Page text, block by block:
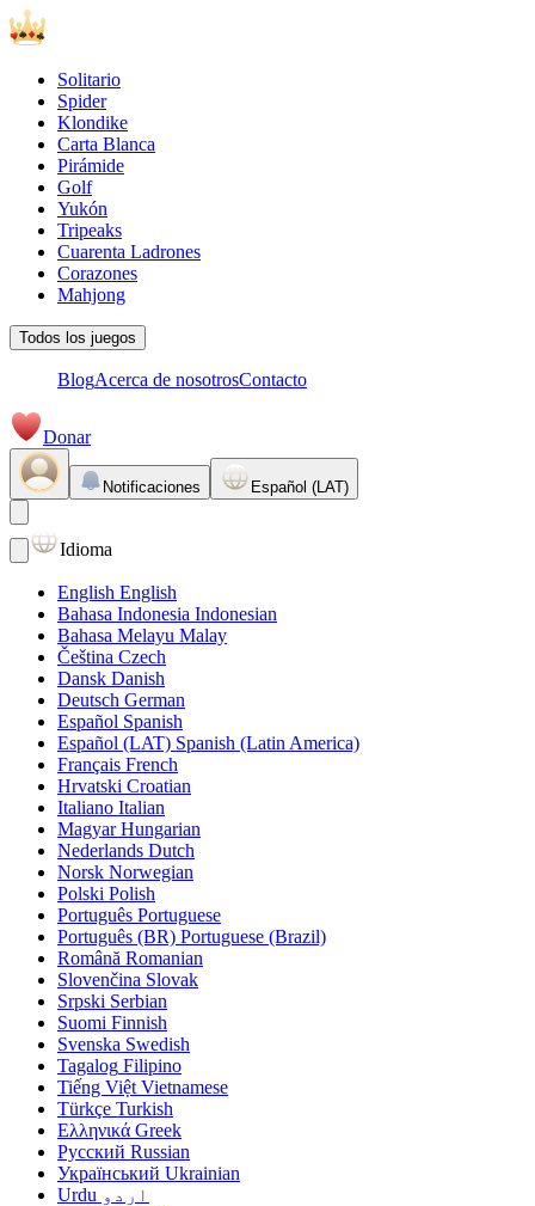
Solitario
Spider
Klondike
Carta Blanca
Pirámide
Golf
Yukón
Tripeaks
Cuarenta Ladrones
Corazones
Mahjong
Todos los juegos
BlogAcerca de nosotrosContacto
Donar
Notificaciones Español (LAT)
Idioma
English English
Bahasa Indonesia Indonesian
Bahasa Melayu Malay
Čeština Czech
Dansk Danish
Deutsch German
Español Spanish
Español (LAT) Spanish (Latin America)
Français French
Hrvatski Croatian
Italiano Italian
Magyar Hungarian
Nederlands Dutch
Norsk Norwegian
Polski Polish
Português Portuguese
Português (BR) Portuguese (Brazil)
Română Romanian
Slovenčina Slovak
Srpski Serbian
Suomi Finnish
Svenska Swedish
Tagalog Filipino
Tiếng Việt Vietnamese
Türkçe Turkish
Ελληνικά Greek
Русский Russian
Український Ukrainian
اردو Urdu